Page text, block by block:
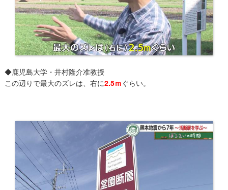
◆鹿児島大学・井村隆介准教授
この辺りで最大のズレは、右に2.5ｍ ぐらい。